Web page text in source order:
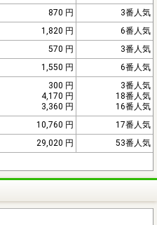
870 円
3番人気
1,820 円
6番人気
570 円
3番人気
1,550 円 6番人気
300 円
4,170 円
3,360 円
3番人気
18番人気
16番人気
10,760 円
17番人気
29,020 円
53番人気